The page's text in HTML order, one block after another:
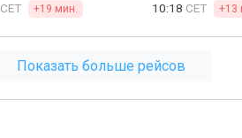
CET +19 мин. 10:18 CET +13
Показать больше рейсов